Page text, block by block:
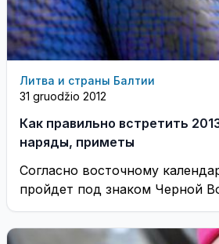
Литва и страны Балтии
31 gruodžio 2012
Как правильно встретить
наряды, приметы
Согласно восточному
пройдет под знаком Черной